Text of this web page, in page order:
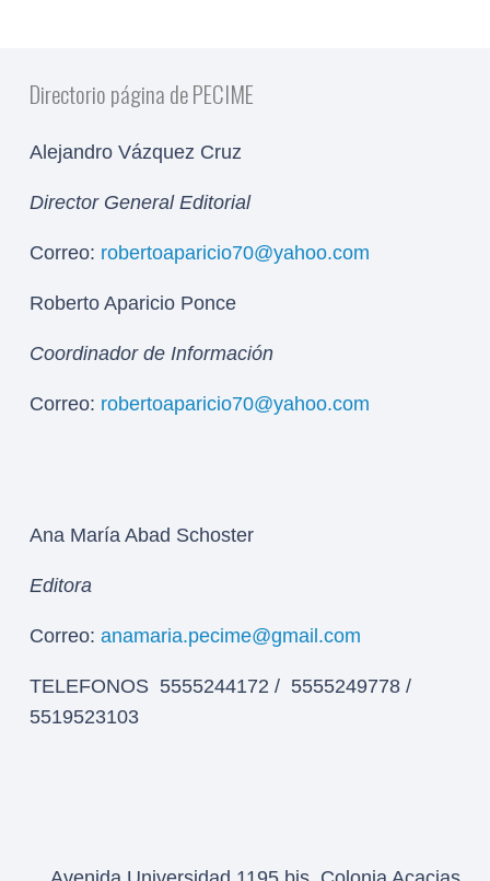
Directorio página de PECIME
Alejandro Vázquez Cruz
Director General Editorial
Correo: robertoaparicio70@yahoo.com
Roberto Aparicio Ponce
Coordinador de Información
Correo: robertoaparicio70@yahoo.com
Ana María Abad Schoster
Editora
Correo: anamaria.pecime@gmail.com
TELEFONOS 5555244172 / 5555249778 /
5519523103